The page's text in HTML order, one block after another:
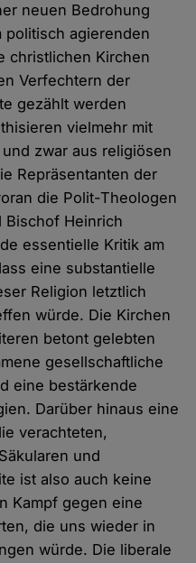
neuen Bedrohung
politisch agierenden
christlichen Kirchen
Verfechtern der
gezählt werden
vielmehr mit
zwar aus religiösen
Repräsentanten der
die Polit-Theologen
Bischof Heinrich
essentielle Kritik am
eine substantielle
Religion letztlich
würde. Die Kirchen
betont gelebten
gesellschaftliche
eine bestärkende
Darüber hinaus eine
verachteten,
und
ist also auch keine
Kampf gegen eine
die uns wieder in
würde. Die liberale